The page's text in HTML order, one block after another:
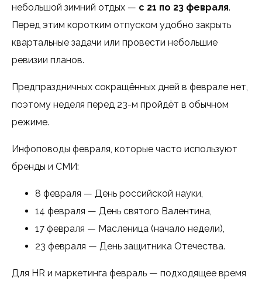
небольшой зимний отдых — с 21 по 23 февраля.
Перед этим коротким отпуском удобно закрыть
квартальные задачи или провести небольшие
ревизии планов.
Предпраздничных сокращённых дней в феврале нет,
поэтому неделя перед 23-м пройдёт в обычном
режиме.
Инфоповоды февраля, которые часто используют
бренды и СМИ:
8 февраля — День российской науки,
14 февраля — День святого Валентина,
17 февраля — Масленица (начало недели),
23 февраля — День защитника Отечества.
Для HR и маркетинга февраль — подходящее время